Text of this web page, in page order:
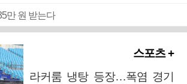
만 원 받는다
스포츠 +
라커룸 냉탕 등장…폭염 경기